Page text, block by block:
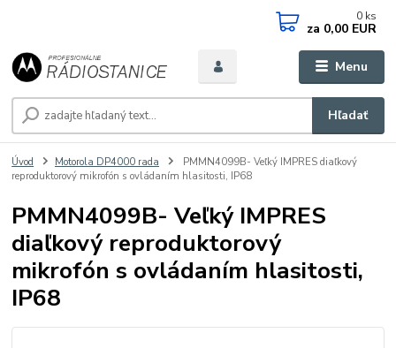
Menu
Hľadať
0 ks
za 0,00 EUR
Úvod Motorola DP4000 rada
PMMN4099B- Veľký IMPRES diaľkový
reproduktorový mikrofón s ovládaním hlasitosti, IP68
PMMN4099B- Veľký IMPRES
diaľkový reproduktorový
mikrofón s ovládaním hlasitosti,
IP68